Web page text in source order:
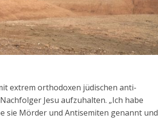
extrem orthodoxen jüdischen anti-
Jesu aufzuhalten. „Ich habe
sie Mörder und Antisemiten genannt und